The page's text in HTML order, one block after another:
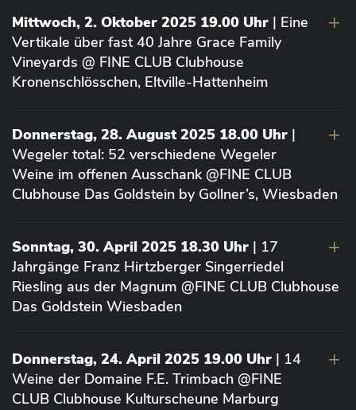
Mittwoch, 2. Oktober 2025 19.00 Uhr | Eine
Vertikale über fast 40 Jahre Grace Family
Vineyards @ FINE CLUB Clubhouse
Kronenschlösschen, Eltville-Hattenheim
Donnerstag, 28. August 2025 18.00 Uhr |
Wegeler total: 52 verschiedene Wegeler
Weine im offenen Ausschank @FINE CLUB
Clubhouse Das Goldstein by Gollner’s, Wiesbaden
Sonntag, 30. April 2025 18.30 Uhr | 17
Jahrgänge Franz Hirtzberger Singerriedel
Riesling aus der Magnum @FINE CLUB Clubhouse
Das Goldstein Wiesbaden
Donnerstag, 24. April 2025 19.00 Uhr | 14
Weine der Domaine F.E. Trimbach @FINE
CLUB Clubhouse Kulturscheune Marburg